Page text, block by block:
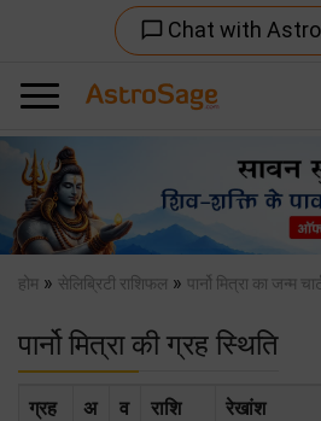
chat_bubble_outline Chat with
Previous
होम » सेलिब्रिटी राशिफल » पार्नो मित्रा का जन्म
पार्नो मित्रा की ग्रह स्थिति
ग्रह अ व राशि रेखांश